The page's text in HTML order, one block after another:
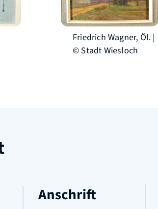
Friedrich Wagner, Öl. |
© Stadt Wiesloch
Anschrift